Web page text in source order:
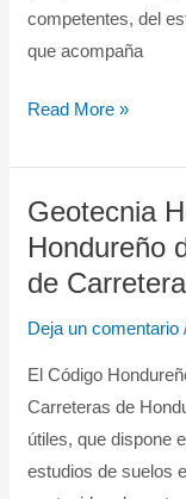
competentes, del
que acompaña
Edificación
Cimientos
Read More »
Geotecnia
Hondureño
de
Deja un comentario
El Código
Carreteras de
útiles, que dispone
estudios de suelos
Geotecnia
Honduras
|
Hondureño
de
Construcción
y
Manual